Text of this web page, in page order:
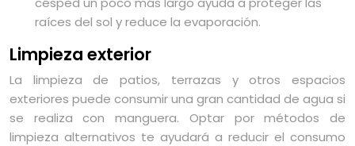
raíces del sol y reduce la evaporación.
Limpieza exterior
La limpieza de patios, terrazas y otros espacios
exteriores puede consumir una gran cantidad de agua si
se realiza con manguera. Optar por métodos de
limpieza alternativos te ayudará a reducir el consumo